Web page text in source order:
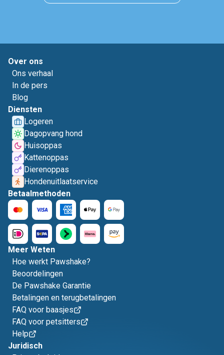
Over ons
Ons verhaal
In de pers
Blog
Diensten
Logeren
Dagopvang hond
Huisoppas
Kattenoppas
Dierenoppas
Hondenuitlaatservice
Betaalmethoden
Meer Weten
Hoe werkt Pawshake?
Beoordelingen
De Pawshake Garantie
Betalingen en terugbetalingen
FAQ voor baasjes
FAQ voor petsitters
Help
Juridisch